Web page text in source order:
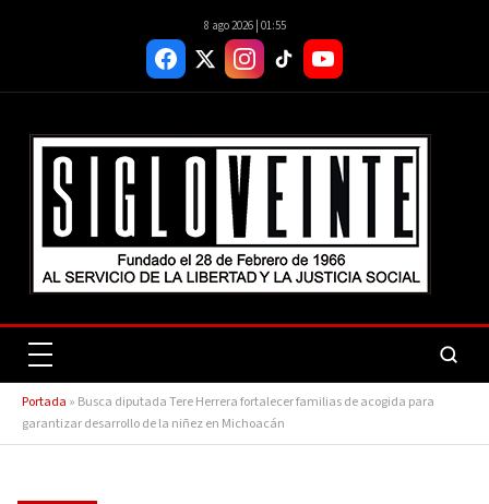
8 ago 2026 | 01:55
Portada » Busca diputada Tere Herrera fortalecer familias de acogida para
garantizar desarrollo de la niñez en Michoacán